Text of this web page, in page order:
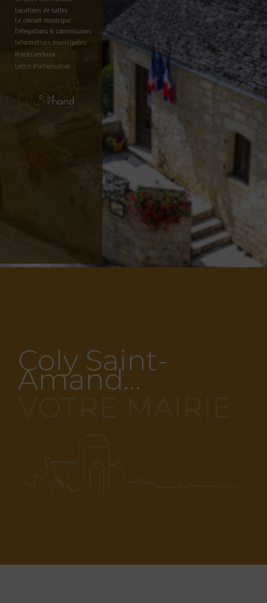
Locations de salles
Le conseil municipal
Délégations & commissions
Informations municipales
Lettre d'information
Procès verbaux
Coly Saint-
Amand…